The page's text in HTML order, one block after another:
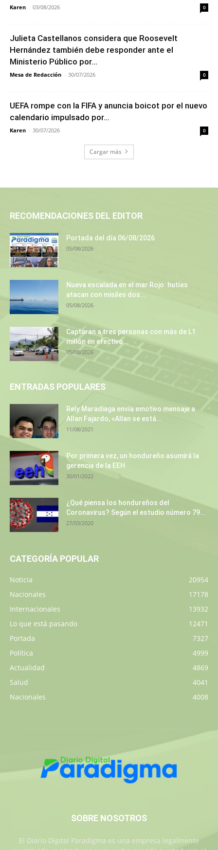
Karen - 03/08/2026 0
Julieta Castellanos considera que Roosevelt
Hernández también debe responder ante el
Ministerio Público por...
Mesa de Redacción - 30/07/2026 0
UEFA rompe con la FIFA y anuncia boicot por el nuevo
calendario impulsado por...
Karen - 30/07/2026 0
Cargar más
RECOMENDACIONES DEL EDITOR
Portada del día 06/08/2026
05/08/2026
Nueva escalada en el mar Rojo: hutíes
atacan con misiles dos...
05/08/2026
Capturan a tres personas con más de L1
millón en efectivo...
05/08/2026
ENTRADAS POPULARES
Rely Maradiaga envía emotivo mensaje a
Allan Fajardo, «Allan se está...
11/08/2021
Por primera vez, un hondureño asumirá la
gerencia de la EEH
30/01/2022
¿Qué piensa los hondureños del
Coronavirus? Según el estudio número 79...
27/03/2020
CATEGORÍA POPULAR
Noticia
20954
Nacionales
17178
Internacionales
13932
Lo que está pasando
12471
Portada
7327
Política
4999
Actualidad
4869
Salud
4041
Nacionales
4008
SOBRE NOSOTROS
El Diario Digital Paradigma es una empresa legalmente